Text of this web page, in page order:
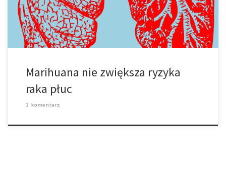
nowej Zelandii zebrali dane […]
Marihuana nie zwiększa ryzyka
raka płuc
1 komentarz